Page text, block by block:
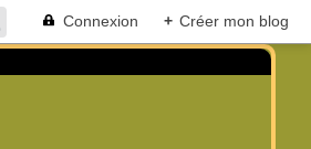
Connexion + Créer mon blog